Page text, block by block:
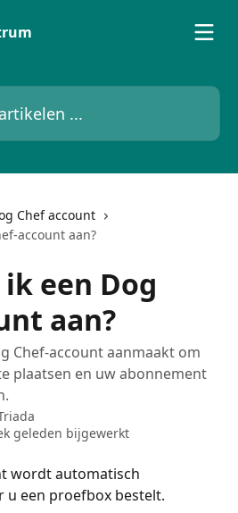
Chef account
account aan?
een Dog
aan?
Chef-account aanmaakt om
plaatsen en uw abonnement
geleden bijgewerkt
wordt automatisch
u een proefbox bestelt.